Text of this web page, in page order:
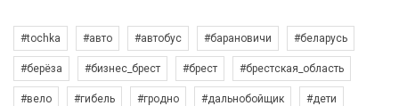
#tochka #авто #автобус #барановичи #беларусь
#берёза #бизнес_брест #брест #брестская_область
#вело #гибель #гродно #дальнобойщик #дети